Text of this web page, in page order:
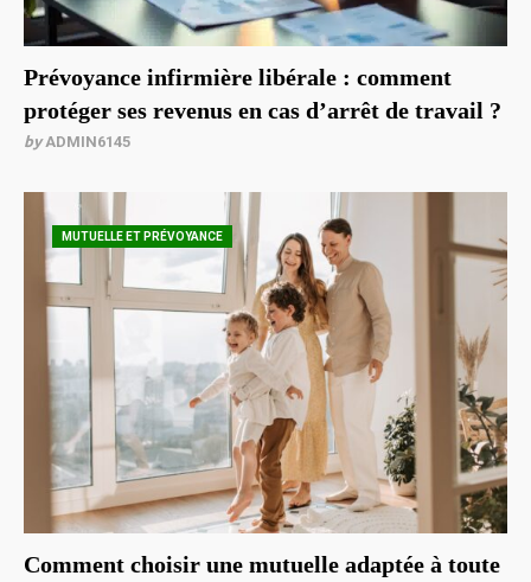
Prévoyance infirmière libérale : comment
protéger ses revenus en cas d’arrêt de travail ?
byADMIN6145
MUTUELLE ET PRÉVOYANCE
Comment choisir une mutuelle adaptée à toute